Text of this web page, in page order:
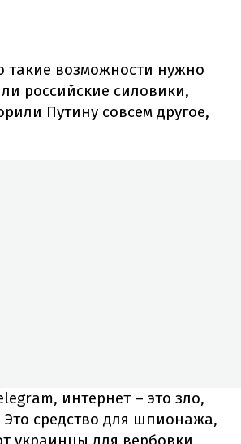
такие возможности нужно
российские силовики,
Путину совсем другое,
интернет – это зло,
средство для шпионажа,
украинцы для вербовки